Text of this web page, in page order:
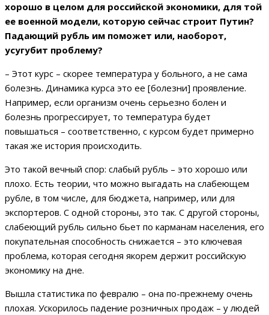
хорошо в целом для российской экономики, для той
ее военной модели, которую сейчас строит Путин?
Падающий рубль им поможет или, наоборот,
усугубит проблему?
– Этот курс – скорее температура у больного, а не сама
болезнь. Динамика курса это ее [болезни] проявление.
Например, если организм очень серьезно болен и
болезнь прогрессирует, то температура будет
повышаться – соответственно, с курсом будет примерно
такая же история происходить.
Это такой вечный спор: слабый рубль – это хорошо или
плохо. Есть теории, что можно выгадать на слабеющем
рубле, в том числе, для бюджета, например, или для
экспортеров. С одной стороны, это так. С другой стороны,
слабеющий рубль сильно бьет по карманам населения, его
покупательная способность снижается – это ключевая
проблема, которая сегодня якорем держит российскую
экономику на дне.
Вышла статистика по февралю – она по-прежнему очень
плохая. Ускорилось падение розничных продаж – у людей